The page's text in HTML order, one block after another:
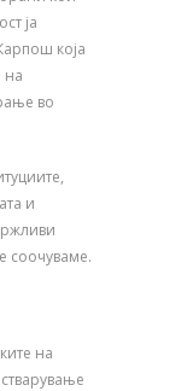
ја
која
на
во
и
соочуваме.
на